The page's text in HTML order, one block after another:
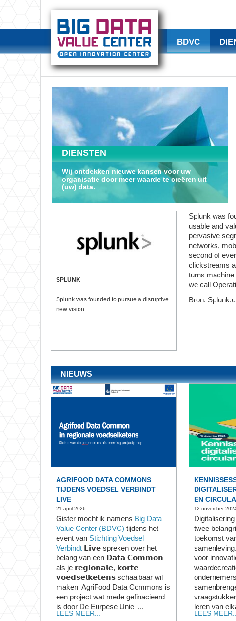
BDVC
DIENSTEN
Wij ontdekken nieuwe kansen voor uw
organisatie door meer waarde te creëren uit
(uw) data.
SPLUNK
Splunk was founded to pursue a disruptive
new vision...
Splunk was
usable and
pervasive
networks,
second of
clickstreams
turns machine
we call
Bron:
NIEUWS
AGRIFOOD DATA COMMONS
TIJDENS VOEDSEL VERBINDT
LIVE
21 april 2026
Gister mocht ik namens Big Data
Value Center (BDVC) tijdens het
event van Stichting Voedsel
Verbindt 𝗟𝗶𝘃𝗲 spreken over het
belang van een 𝗗𝗮𝘁𝗮 𝗖𝗼𝗺𝗺𝗼𝗻
als je 𝗿𝗲𝗴𝗶𝗼𝗻𝗮𝗹𝗲, 𝗸𝗼𝗿𝘁𝗲
𝘃𝗼𝗲𝗱𝘀𝗲𝗹𝗸𝗲𝘁𝗲𝗻𝘀 schaalbaar wil
maken. AgriFood Data Commons is
een project wat mede gefinacieerd
is door De Eurpese Unie ...
LEES MEER...
EN
12 november
twee
toekomst
voor
leren van
LEES MEER...